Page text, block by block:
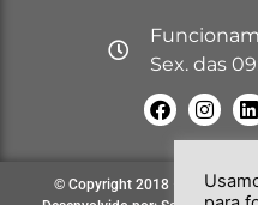
Sex. das
© Copyright 2018 – 2026.